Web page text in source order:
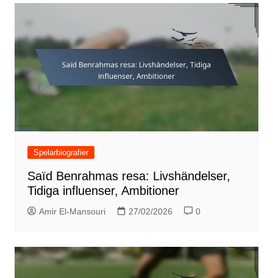
Spelarbiografier
Saïd Benrahmas resa: Livshändelser,
Tidiga influenser, Ambitioner
Amir El-Mansouri 27/02/2026 0